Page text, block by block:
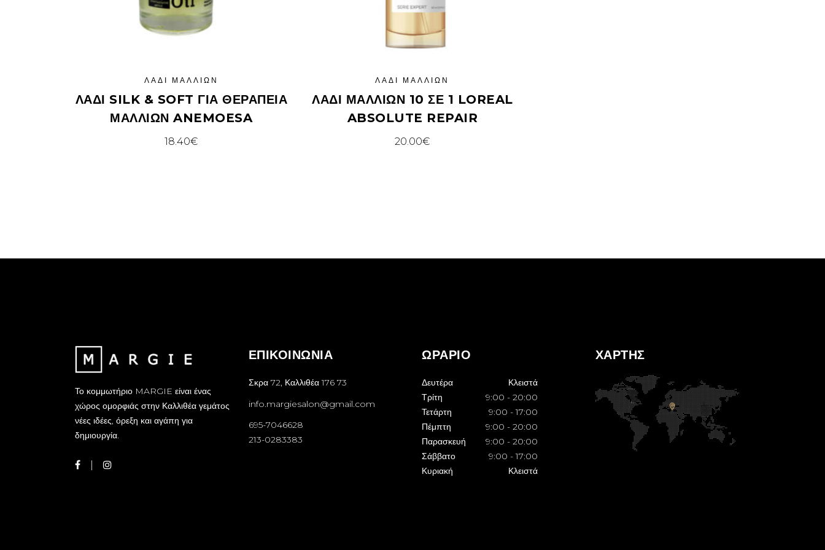
ΛΆΔΙ ΜΑΛΛΙΏΝ
ΛΑΔΙ SILK & SOFT ΓΙΑ ΘΕΡΑΠΕΙΑ
ΜΑΛΛΙΩΝ ANEMOESA
18.40€
ΛΆΔΙ ΜΑΛΛΙΏΝ
ΛΑΔΙ ΜΑΛΛΙΩΝ 10 ΣΕ 1 LOREAL
ABSOLUTE REPAIR
20.00€
Το κομμωτήριο MARGIE είναι ένας
χώρος ομορφιάς στην Καλλιθέα γεμάτος
νέες ιδέες, όρεξη και αγάπη για
δημιουργία.
ΕΠΙΚΟΙΝΩΝΙΑ
Σκρα 72, Καλλιθέα 176 73
info.margiesalon@gmail.com
695-7046628
213-0283383
ΩΡΑΡΙΟ
Δευτέρα
Κλειστά
Τρίτη
9:00 - 20:00
Τετάρτη
9:00 - 17:00
Πέμπτη
9:00 - 20:00
Παρασκευή
9:00 - 20:00
Σάββατο
9:00 - 17:00
Κυριακή
Κλειστά
ΧΑΡΤΗΣ